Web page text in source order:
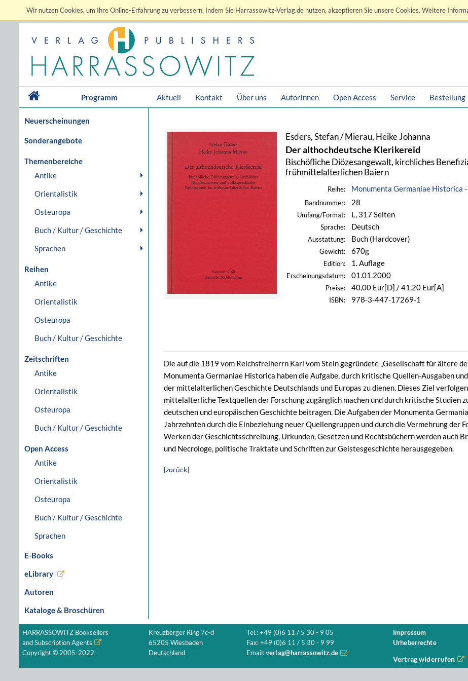
Wir nutzen Cookies, um Ihre Online-Erfahrung zu verbessern. Indem Sie Harrassowitz-Verlag.de nutzen, akzeptieren Sie unsere Cookies. Weitere
Programm Aktuell Kontakt Über uns AutorInnen Open Access Service Bestellung
Neuerscheinungen
Sonderangebote
Themenbereiche
Antike
Orientalistik
Osteuropa
Buch / Kultur / Geschichte
Sprachen
Reihen
Antike
Orientalistik
Osteuropa
Buch / Kultur / Geschichte
Zeitschriften
Antike
Orientalistik
Osteuropa
Buch / Kultur / Geschichte
Open Access
Antike
Orientalistik
Osteuropa
Buch / Kultur / Geschichte
Sprachen
E-Books
eLibrary
Autoren
Kataloge & Broschüren
Esders, Stefan / Mierau, Heike Johanna
Der althochdeutsche Klerikereid
Bischöfliche Diözesangewalt, kirchliches
frühmittelalterlichen Baiern
Reihe: Monumenta Germaniae Historica
Bandnummer: 28
Umfang/Format: L, 317 Seiten
Sprache: Deutsch
Ausstattung: Buch (Hardcover)
Gewicht: 670g
Edition: 1. Auflage
Erscheinungsdatum: 01.01.2000
Preise: 40,00 Eur[D] / 41,20 Eur[A]
ISBN: 978-3-447-17269-1
Die auf die 1819 vom Reichsfreiherrn Karl vom Stein gegründete „Gesellschaft für ältere
Monumenta Germaniae Historica haben die Aufgabe, durch kritische Quellen-Ausgaben
der mittelalterlichen Geschichte Deutschlands und Europas zu dienen. Dieses Ziel
mittelalterliche Textquellen der Forschung zugänglich machen und durch kritische Studien
deutschen und europäischen Geschichte beitragen. Die Aufgaben der Monumenta
Jahrzehnten durch die Einbeziehung neuer Quellengruppen und durch die Vermehrung der
Werken der Geschichtsschreibung, Urkunden, Gesetzen und Rechtsbüchern werden auch
und Necrologe, politische Traktate und Schriften zur Geistesgeschichte herausgegeben.
[zurück]
HARRASSOWITZ Booksellers
and Subscription Agents
Copyright © 2005-2022
Kreuzberger Ring 7c-d
65205 Wiesbaden
Deutschland
Tel.: +49 (0)6 11 / 5 30 - 9 05
Fax: +49 (0)6 11 / 5 30 - 9 99
Email: verlag@harrassowitz.de
Impressum
Urheberrechte
Vertrag widerrufen